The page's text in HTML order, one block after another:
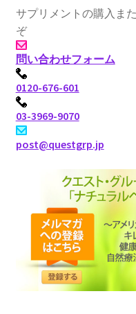
サプリメントの購入ま
ぞ
問い合わせフォーム
0120-676-601
03-3969-9070
post@questgrp.jp